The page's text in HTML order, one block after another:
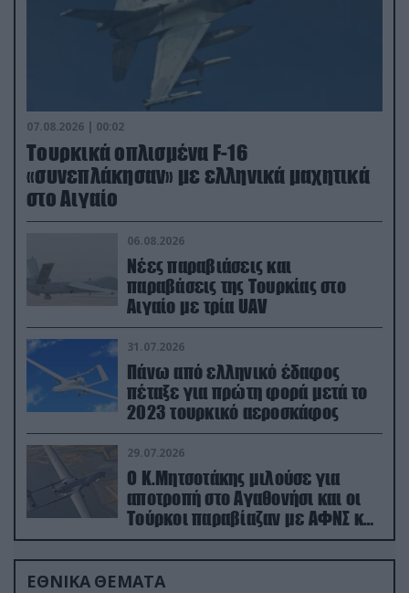
07.08.2026 | 00:02
Τουρκικά οπλισμένα F-16
«συνεπλάκησαν» με ελληνικά μαχητικά
στο Αιγαίο
06.08.2026
Νέες παραβιάσεις και
παραβάσεις της Τουρκίας στο
Αιγαίο με τρία UAV
31.07.2026
Πάνω από ελληνικό έδαφος
πέταξε για πρώτη φορά μετά το
2023 τουρκικό αεροσκάφος
29.07.2026
Ο Κ.Μητσοτάκης μιλούσε για
αποτροπή στο Αγαθονήσι και οι
Τούρκοι παραβίαζαν με ΑΦΝΣ και
drone
ΕΘΝΙΚΑ ΘΕΜΑΤΑ